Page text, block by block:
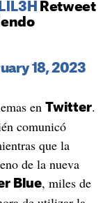
Retweet
18, 2023
en Twitter.
comunicó
que la
de la nueva
Blue, miles de